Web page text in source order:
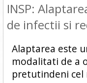
INSP:
de infectii si
Alaptarea este
modalitati de a
pretutindeni cel